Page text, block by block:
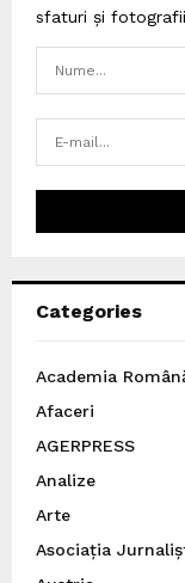
sfaturi și
Categories
Academia
Afaceri
AGERPRESS
Analize
Arte
Asociația